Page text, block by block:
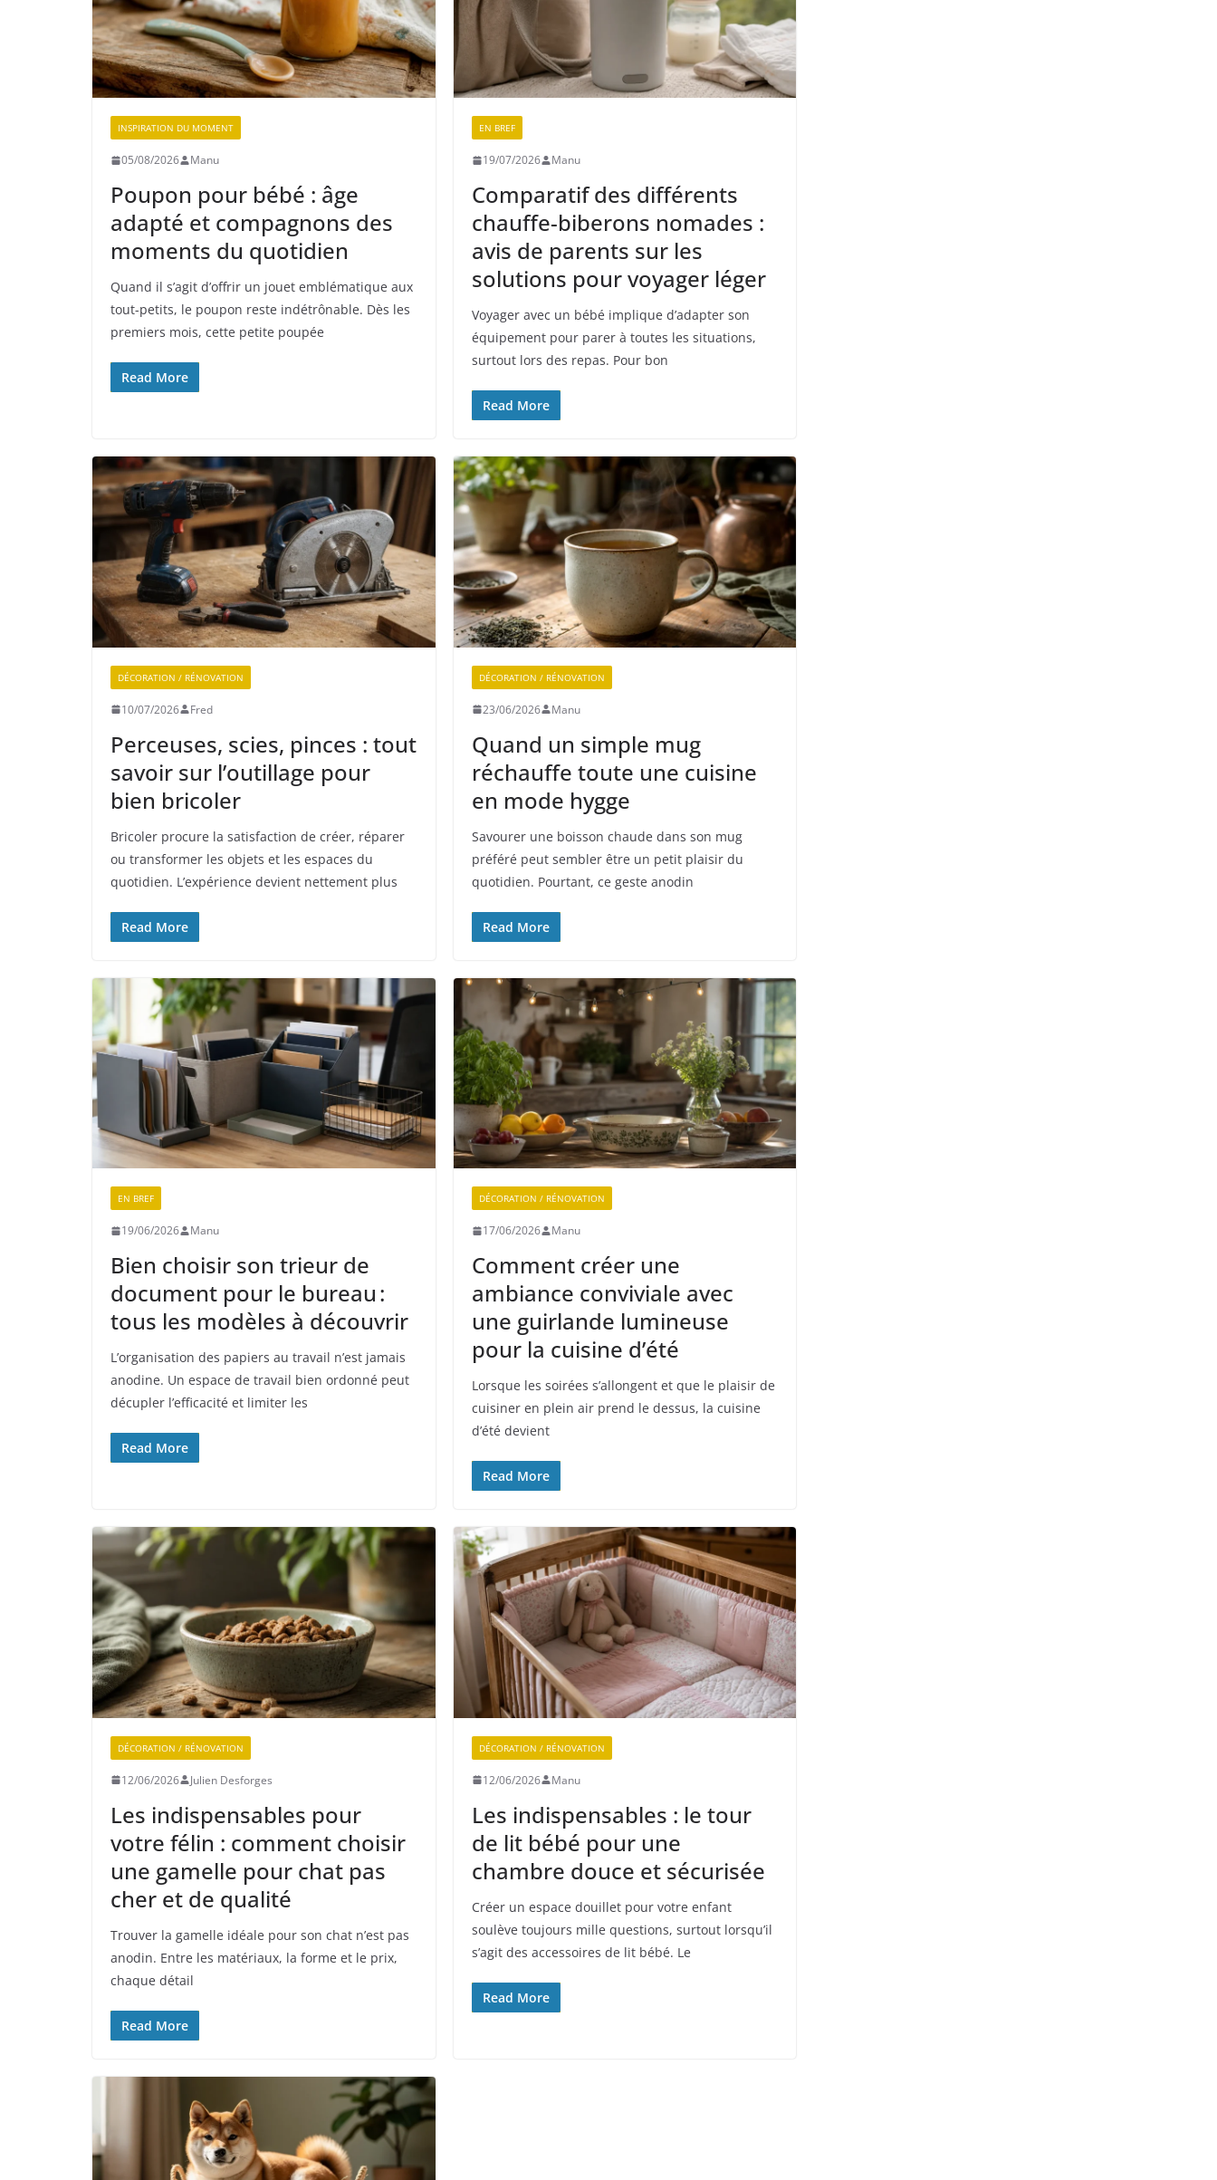
INSPIRATION DU MOMENT
05/08/2026 Manu
Poupon pour bébé : âge
adapté et compagnons des
moments du quotidien
Quand il s’agit d’offrir un jouet emblématique aux
tout-petits, le poupon reste indétrônable. Dès les
premiers mois, cette petite poupée
Read More
EN BREF
19/07/2026 Manu
Comparatif des différents
chauffe-biberons nomades :
avis de parents sur les
solutions pour voyager léger
Voyager avec un bébé implique d’adapter son
équipement pour parer à toutes les situations,
surtout lors des repas. Pour bon
Read More
DÉCORATION / RÉNOVATION
10/07/2026 Fred
Perceuses, scies, pinces : tout
savoir sur l’outillage pour
bien bricoler
Bricoler procure la satisfaction de créer, réparer
ou transformer les objets et les espaces du
quotidien. L’expérience devient nettement plus
Read More
DÉCORATION / RÉNOVATION
23/06/2026 Manu
Quand un simple mug
réchauffe toute une cuisine
en mode hygge
Savourer une boisson chaude dans son mug
préféré peut sembler être un petit plaisir du
quotidien. Pourtant, ce geste anodin
Read More
EN BREF
19/06/2026 Manu
Bien choisir son trieur de
document pour le bureau :
tous les modèles à découvrir
L’organisation des papiers au travail n’est jamais
anodine. Un espace de travail bien ordonné peut
décupler l’efficacité et limiter les
Read More
DÉCORATION / RÉNOVATION
17/06/2026 Manu
Comment créer une
ambiance conviviale avec
une guirlande lumineuse
pour la cuisine d’été
Lorsque les soirées s’allongent et que le plaisir de
cuisiner en plein air prend le dessus, la cuisine
d’été devient
Read More
DÉCORATION / RÉNOVATION
12/06/2026 Julien Desforges
Les indispensables pour
votre félin : comment choisir
une gamelle pour chat pas
cher et de qualité
Trouver la gamelle idéale pour son chat n’est pas
anodin. Entre les matériaux, la forme et le prix,
chaque détail
Read More
DÉCORATION / RÉNOVATION
12/06/2026 Manu
Les indispensables : le tour
de lit bébé pour une
chambre douce et sécurisée
Créer un espace douillet pour votre enfant
soulève toujours mille questions, surtout lorsqu’il
s’agit des accessoires de lit bébé. Le
Read More